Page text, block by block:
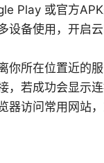
Play 或官方APK
设备使用，开启
你所在位置近的
，若成功会显示连
器访问常用网站